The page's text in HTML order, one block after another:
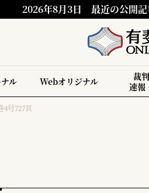
2026年8月3日 最近の公開記
ル Webオリジナル
裁
速報
4号727頁